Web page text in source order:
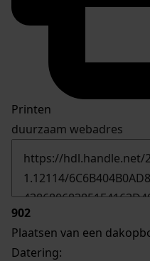
Printen
duurzaam webadres
902
Plaatsen van een
Datering: